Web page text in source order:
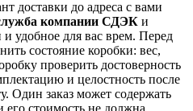
доставки до адреса с вами
компании СДЭК и
и удобное для вас врем. Перед
состояние коробки: вес,
проверить достоверность
и целостность после
Один заказ может содержать
стоимость не должна